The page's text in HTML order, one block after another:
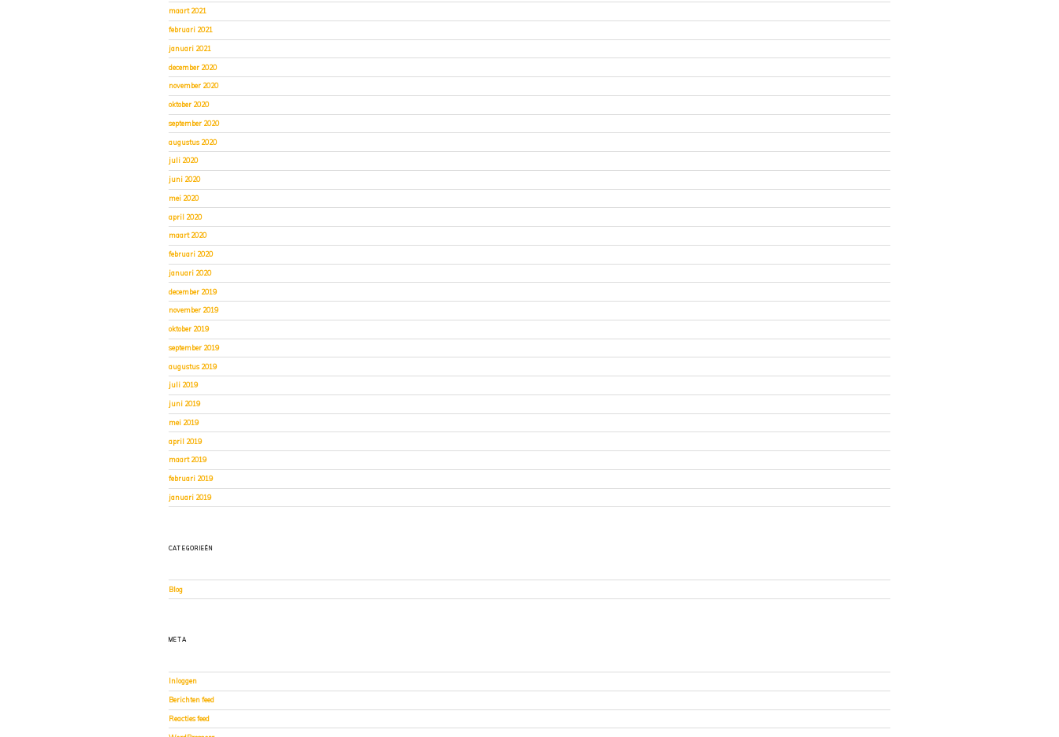
maart 2021
februari 2021
januari 2021
december 2020
november 2020
oktober 2020
september 2020
augustus 2020
juli 2020
juni 2020
mei 2020
april 2020
maart 2020
februari 2020
januari 2020
december 2019
november 2019
oktober 2019
september 2019
augustus 2019
juli 2019
juni 2019
mei 2019
april 2019
maart 2019
februari 2019
januari 2019
CATEGORIEËN
Blog
META
Inloggen
Berichten feed
Reacties feed